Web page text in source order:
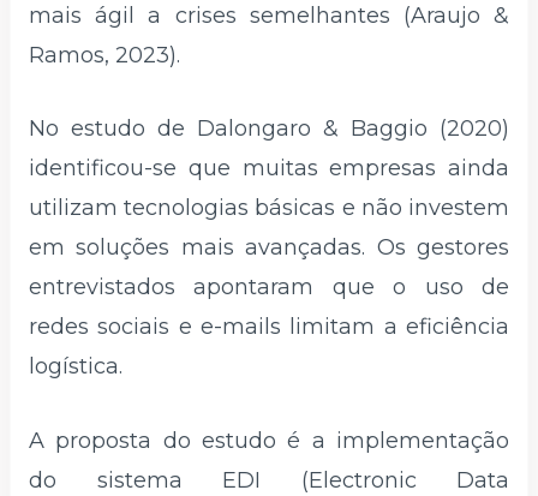
mais ágil a crises semelhantes (Araujo &
Ramos, 2023).
No estudo de Dalongaro & Baggio (2020)
identificou-se que muitas empresas ainda
utilizam tecnologias básicas e não investem
em soluções mais avançadas. Os gestores
entrevistados apontaram que o uso de
redes sociais e e-mails limitam a eficiência
logística.
A proposta do estudo é a implementação
do sistema EDI (Electronic Data